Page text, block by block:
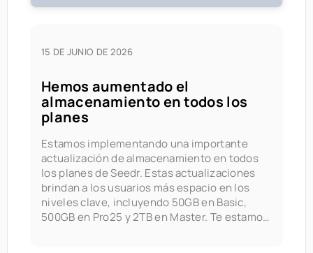
15 DE JUNIO DE 2026
Hemos aumentado el
almacenamiento en todos los
planes
Estamos implementando una importante
actualización de almacenamiento en todos
los planes de Seedr. Estas actualizaciones
brindan a los usuarios más espacio en los
niveles clave, incluyendo 50GB en Basic,
500GB en Pro25 y 2TB en Master. Te estamos